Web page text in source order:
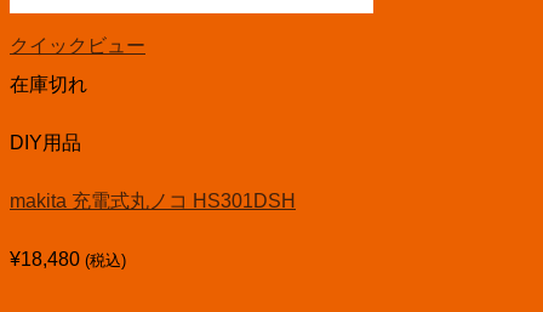
クイックビュー
在庫切れ
DIY用品
makita 充電式丸ノコ HS301DSH
¥18,480 (税込)